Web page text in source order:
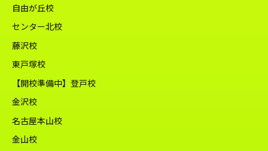
自由が丘校
センター北校
藤沢校
東戸塚校
【開校準備中】登戸校
金沢校
名古屋本山校
金山校